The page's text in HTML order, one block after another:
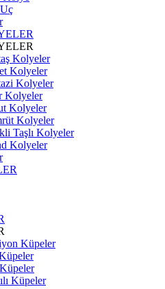
Kolyeler
Kolyeler
Kolyeler
Kolyeler
Kolyeler
Kolyeler
Taşlı Kolyeler
Kolyeler
Küpeler
Küpeler